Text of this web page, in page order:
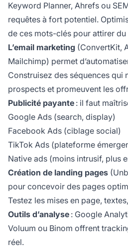
Keyword Planner, Ahrefs ou
requêtes à fort potentiel.
de ces mots-clés pour attirer
L’email marketing (ConvertKit,
Mailchimp) permet
Construisez des séquences qui
prospects et promeuvent les
Publicité payante : il faut
Google Ads (search, display)
Facebook Ads (ciblage social)
TikTok Ads (plateforme
Native ads (moins intrusif, plus
Création de landing pages
pour concevoir des pages
Testez les mises en page,
Outils d’analyse : Google
Voluum ou Binom offrent
réel.